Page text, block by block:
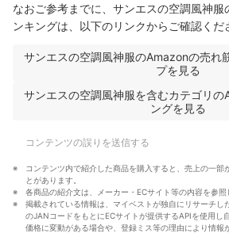
なおご参考までに、サンエスの空調風神服
ンキングは、以下のリンクからご確認くだ
サンエスの空調風神服のAmazonの売れ
プを見る
サンエスの空調風神服を含むカテゴリ
ングを見る
コンテンツの誤りを送信する
コンテンツ内で紹介した商品を購入すると、売上の一部
とがあります。
各商品の紹介文は、メーカー・ECサイト等の内容を参照
掲載されている情報は、マイベストが独自にリサーチし
のJANコードをもとにECサイトが提供するAPIを使用し
価格に変動がある場合や、登録ミス等の理由により情報